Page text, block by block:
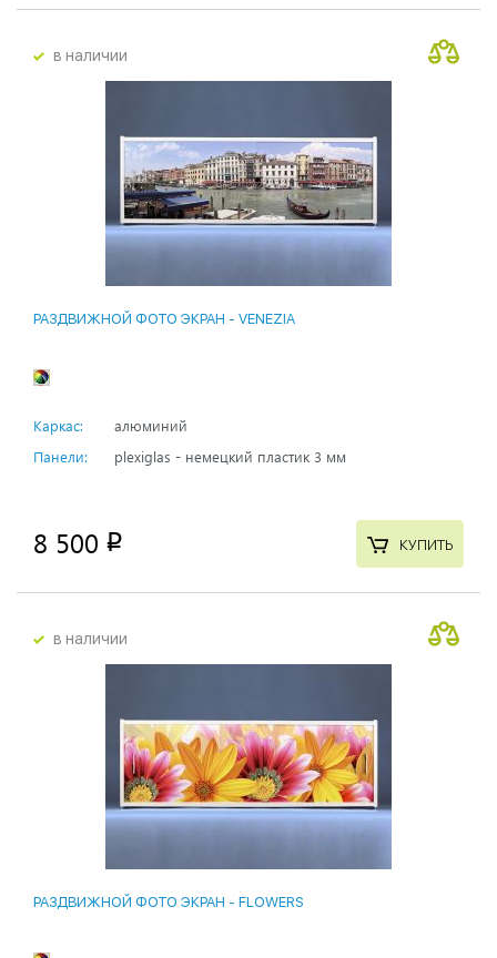
в наличии
РАЗДВИЖНОЙ ФОТО ЭКРАН - VENEZIA
Каркас:
алюминий
Панели:
plexiglas - немецкий пластик 3 мм
8 500 p КУПИТЬ
в наличии
РАЗДВИЖНОЙ ФОТО ЭКРАН - FLOWERS